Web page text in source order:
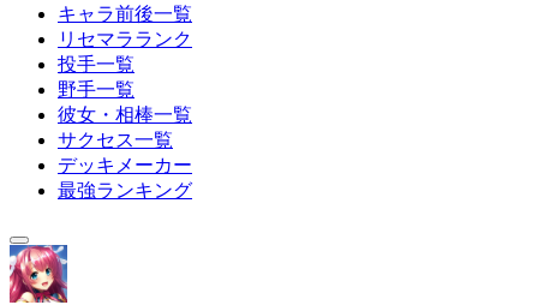
キャラ前後一覧
リセマラランク
投手一覧
野手一覧
彼女・相棒一覧
サクセス一覧
デッキメーカー
最強ランキング